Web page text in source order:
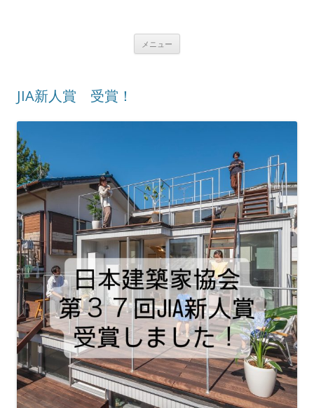
施設/店舗/寺社仏閣/教会/宿泊施設/ホテル
メニュー
JIA新人賞 受賞！